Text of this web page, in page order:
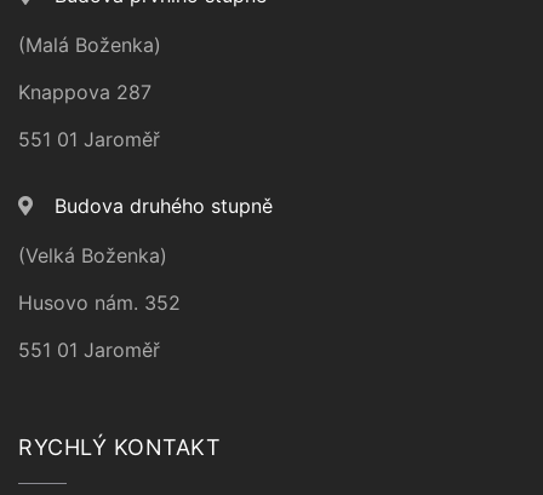
(Malá Boženka)
Knappova 287
551 01 Jaroměř
Budova druhého stupně
(Velká Boženka)
Husovo nám. 352
551 01 Jaroměř
RYCHLÝ KONTAKT